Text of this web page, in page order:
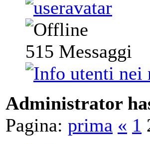
515 Messaggi
Administrator
Pagina: prima « 1